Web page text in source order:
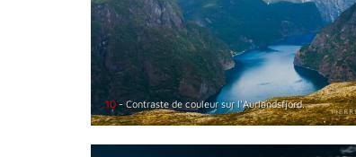
10- Contraste de couleur sur l'Aurlandsfjord.